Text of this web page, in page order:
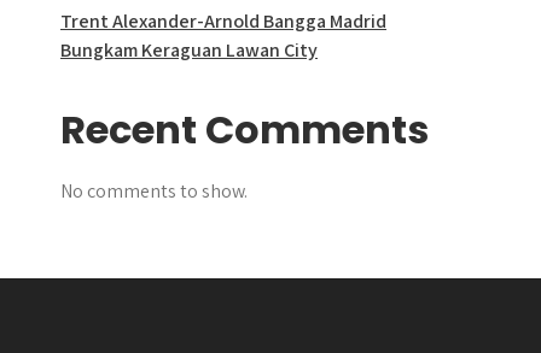
Trent Alexander-Arnold Bangga Madrid
Bungkam Keraguan Lawan City
Recent Comments
No comments to show.